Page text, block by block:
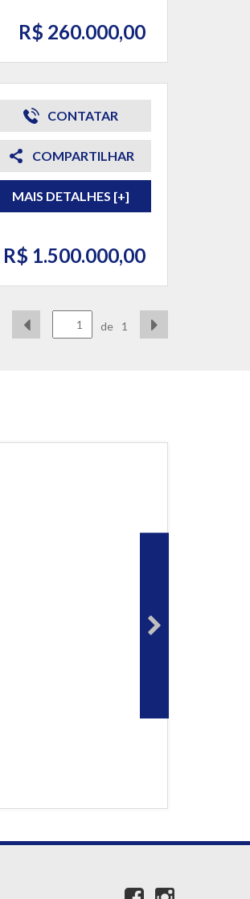
R$ 260.000,00
CONTATAR
COMPARTILHAR
MAIS DETALHES [+]
R$ 1.500.000,00
de 1